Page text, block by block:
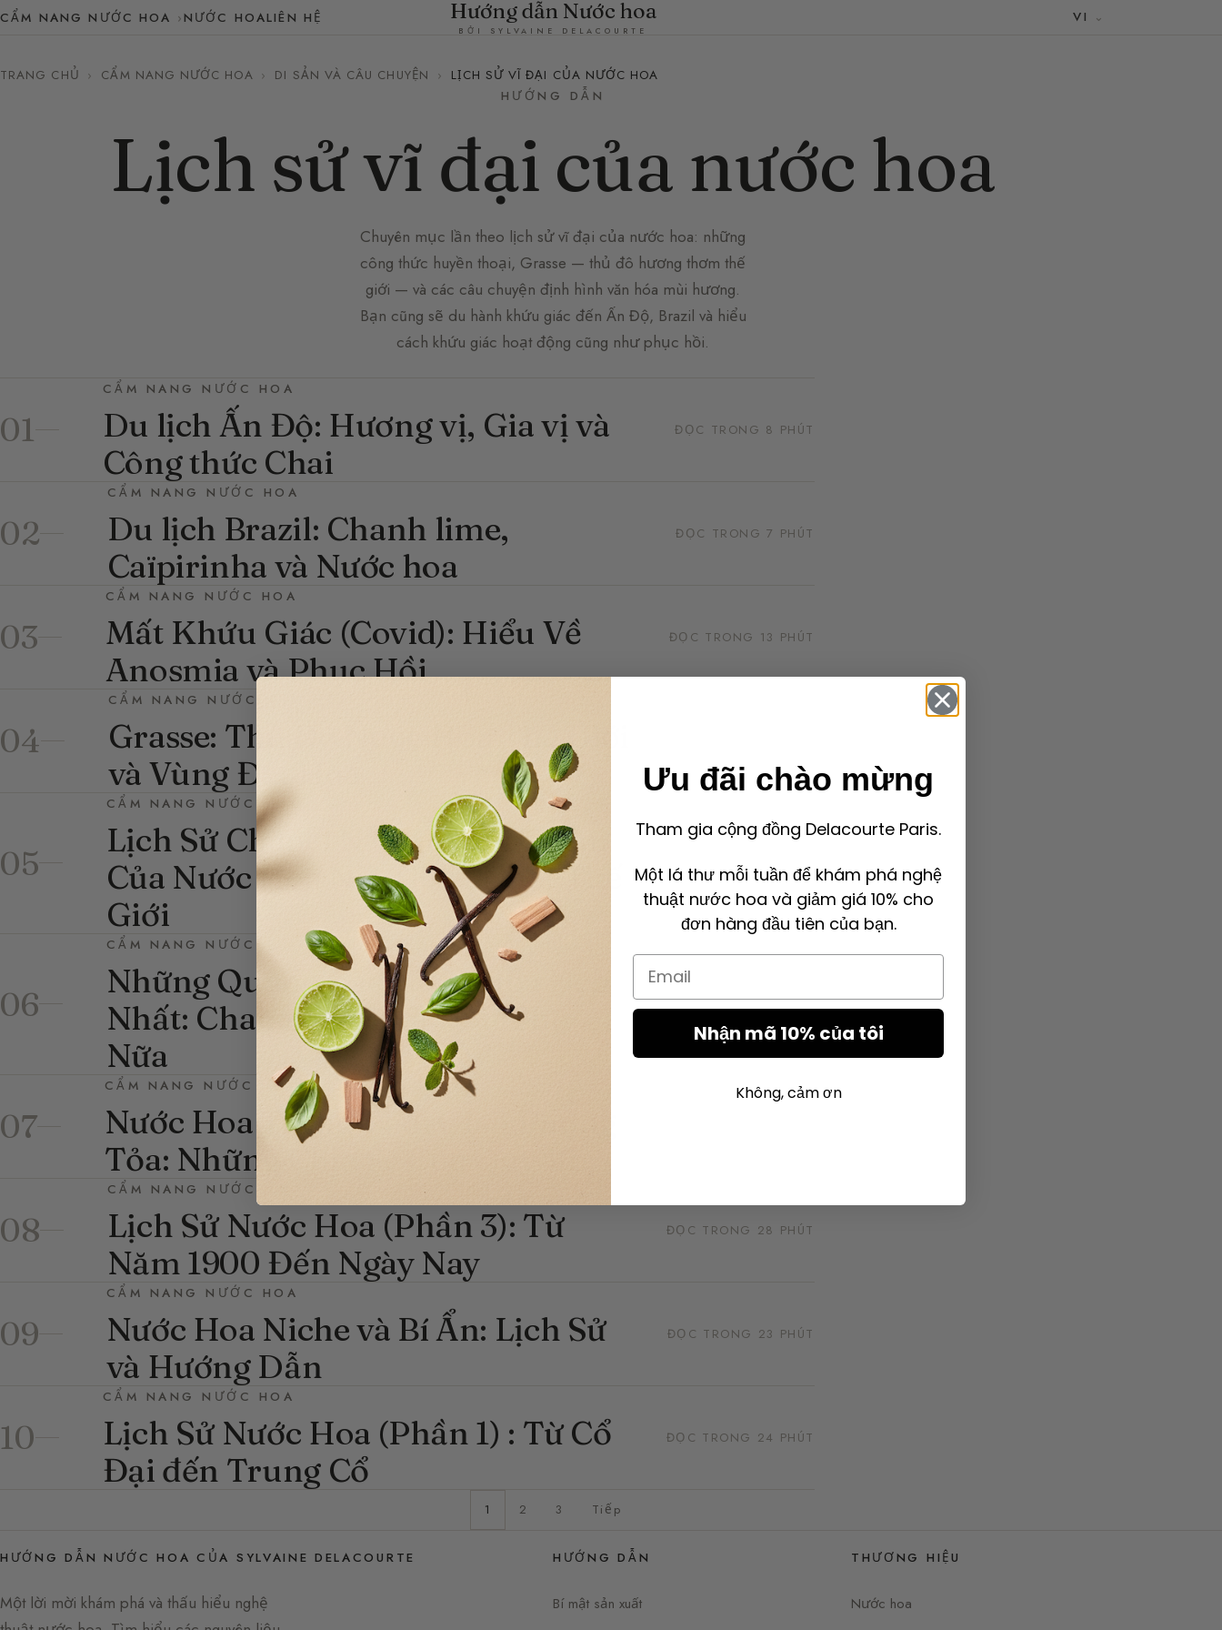
CẨM NANG NƯỚC HOA NƯỚC HOALIÊN HỆ Hướng dẫn Nước hoa
BỞI SYLVAINE DELACOURTE
VI
TRANG CHỦ › CẨM NANG NƯỚC HOA › DI SẢN VÀ CÂU CHUYỆN ›
LỊCH SỬ VĨ ĐẠI CỦA NƯỚC HOA
HƯỚNG DẪN
Lịch sử vĩ đại của nước hoa
Chuyên mục lần theo lịch sử vĩ đại của nước hoa: những
công thức huyền thoại, Grasse — thủ đô hương thơm thế
giới — và các câu chuyện định hình văn hóa mùi hương.
Bạn cũng sẽ du hành khứu giác đến Ấn Độ, Brazil và hiểu
cách khứu giác hoạt động cũng như phục hồi.
01
CẨM NANG NƯỚC HOA
Du lịch Ấn Độ: Hương vị, Gia vị và
Công thức Chai
ĐỌC TRONG 8 PHÚT
02
CẨM NANG NƯỚC HOA
Du lịch Brazil: Chanh lime,
Caïpirinha và Nước hoa
ĐỌC TRONG 7 PHÚT
03
CẨM NANG NƯỚC HOA
Mất Khứu Giác (Covid): Hiểu Về
Anosmia và Phục Hồi
ĐỌC TRONG 13 PHÚT
04
CẨM NANG NƯỚC HOA
Grasse: Thủ Đô Nước Hoa Thế Giới
và Vùng Đất Hoa
05
CẨM NANG NƯỚC HOA
Lịch Sử Chanel N°5: Huyền Thoại
Của Nước Hoa Nổi Tiếng Nhất Thế
Giới
ĐỌC TRONG 13 PHÚT
06
CẨM NANG NƯỚC HOA
Những Quảng Cáo Nước Hoa Đẹp
Nhất: Chanel, Dior và Hơn Thế
Nữa
ĐỌC TRONG 13 PHÚT
07
CẨM NANG NƯỚC HOA
Nước Hoa Trong Thời Gian Phong
Tỏa: Những Chia Sẻ Của Quý Vị
08
CẨM NANG NƯỚC HOA
Lịch Sử Nước Hoa (Phần 3): Từ
Năm 1900 Đến Ngày Nay
ĐỌC TRONG 28 PHÚT
09
CẨM NANG NƯỚC HOA
Nước Hoa Niche và Bí Ẩn: Lịch Sử
và Hướng Dẫn
ĐỌC TRONG 23 PHÚT
10
CẨM NANG NƯỚC HOA
Lịch Sử Nước Hoa (Phần 1) : Từ Cổ
Đại đến Trung Cổ
ĐỌC TRONG 24 PHÚT
1 2 3 Tiếp
HƯỚNG DẪN NƯỚC HOA CỦA SYLVAINE DELACOURTE
Một lời mời khám phá và thấu hiểu nghệ
HƯỚNG DẪN
Bí mật sản xuất
THƯƠNG HIỆU
Nước hoa
Ưu đãi chào mừng
Tham gia cộng đồng Delacourte Paris.
Một lá thư mỗi tuần để khám phá nghệ
thuật nước hoa và giảm giá 10% cho
đơn hàng đầu tiên của bạn.
Email
Nhận mã 10% của tôi
Không, cảm ơn